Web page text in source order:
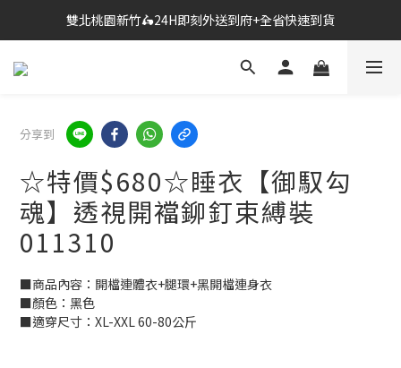
🔗點我跳轉進入👉台灣No2情趣用品商城
雙北桃園新竹🛵24H即刻外送到府+全省快速到貨
🔗點我跳轉進入👉台灣No2情趣用品商城
分享到
☆特價$680☆睡衣【御馭勾
魂】透視開襠鉚釘束縛裝
011310
■商品內容：開檔連體衣+腿環+黑開檔連身衣
■顏色：黑色
■適穿尺寸：XL-XXL 60-80公斤